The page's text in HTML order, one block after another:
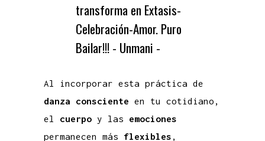
transforma en Extasis-
Celebración-Amor. Puro
Bailar!!! - Unmani -
Al incorporar esta práctica de
danza consciente en tu cotidiano,
el cuerpo y las emociones
permanecen más flexibles ,